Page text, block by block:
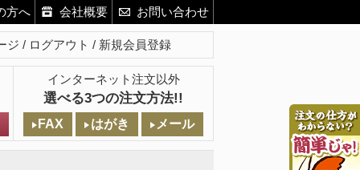
方へ 会社概要 お問い合わせ
ジ ログアウト 新規会員登録
インターネット注文以外
選べる3つの注文方法!!
FAX はがき メール